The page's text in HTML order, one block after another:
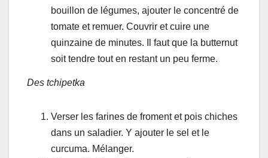
bouillon de légumes, ajouter le concentré de
tomate et remuer. Couvrir et cuire une
quinzaine de minutes. Il faut que la butternut
soit tendre tout en restant un peu ferme.
Des tchipetka
Verser les farines de froment et pois chiches
dans un saladier. Y ajouter le sel et le
curcuma. Mélanger.